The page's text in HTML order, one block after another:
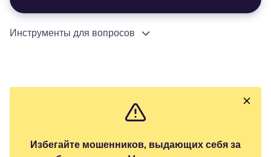
Инструменты для вопросов
Избегайте мошенников, выдающих себя за